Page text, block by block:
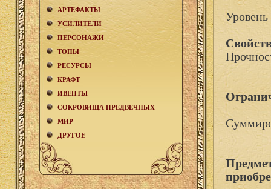
АРТЕФАКТЫ
УСИЛИТЕЛИ
ПЕРСОНАЖИ
ТОПЫ
РЕСУРСЫ
КРАФТ
ИВЕНТЫ
СОКРОВИЩА ПРЕДВЕЧНЫХ
МИР
ДРУГОЕ